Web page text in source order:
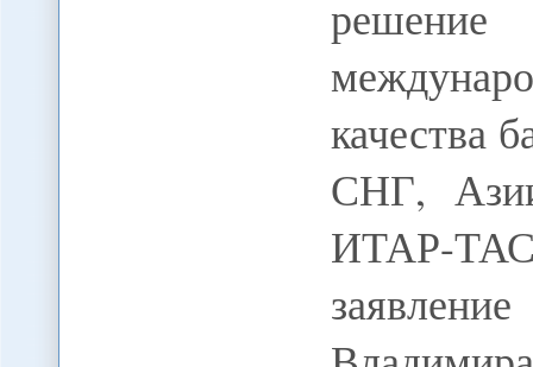
качества
СНГ,
ИТАР-